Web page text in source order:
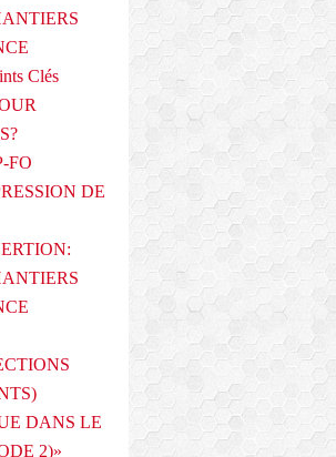
Clés
FO
DE
DANS LE
2)»